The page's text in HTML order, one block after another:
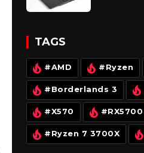
TAGS
#AMD #Ryzen
#Borderlands 3
#X570 #RX5700
#Ryzen 7 3700X